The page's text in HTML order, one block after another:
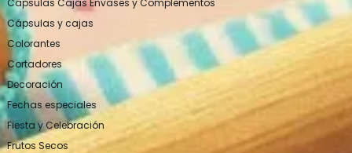
Capsulas Cajas Envases y Complementos
Cápsulas y cajas
Colorantes
Cortadores
Decoración
Fechas especiales
Fiesta y Celebración
Frutos Secos